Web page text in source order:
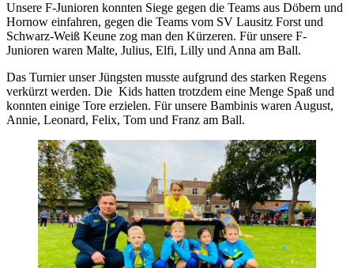
Unsere F-Junioren konnten Siege gegen die Teams aus Döbern und
Hornow einfahren, gegen die Teams vom SV Lausitz Forst und
Schwarz-Weiß Keune zog man den Kürzeren. Für unsere F-
Junioren waren Malte, Julius, Elfi, Lilly und Anna am Ball.
Das Turnier unser Jüngsten musste aufgrund des starken Regens
verkürzt werden. Die Kids hatten trotzdem eine Menge Spaß und
konnten einige Tore erzielen. Für unsere Bambinis waren August,
Annie, Leonard, Felix, Tom und Franz am Ball.